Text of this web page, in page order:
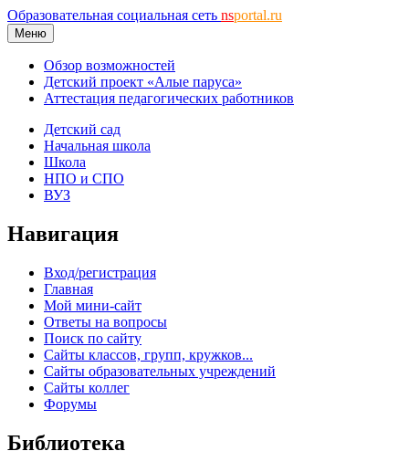
Образовательная социальная сеть nsportal.ru
Меню
Обзор возможностей
Детский проект «Алые паруса»
Аттестация педагогических работников
Детский сад
Начальная школа
Школа
НПО и СПО
ВУЗ
Навигация
Вход/регистрация
Главная
Мой мини-сайт
Ответы на вопросы
Поиск по сайту
Сайты классов, групп, кружков...
Сайты образовательных учреждений
Сайты коллег
Форумы
Библиотека